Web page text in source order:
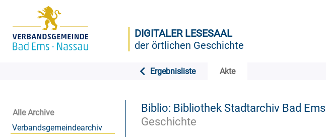
DIGITALER LESESAAL
der örtlichen Geschichte
Ergebnisliste Akte
Alle Archive
Verbandsgemeindearchiv
Biblio: Bibliothek Stadtarchiv Bad Ems
Geschichte